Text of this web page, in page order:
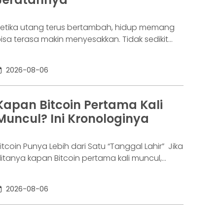
utang terus bertambah, hidup memang
terasa makin menyesakkan. Tidak sedikit
kondisi yang kita kenal sebagai
bayar. Ini bukan masalah segelintir orang.
laporan OJK dari dataindonesia.id,
kredit macet di industri fintech tercatat
ke 4,38% per Januari
2026-08-06
Bitcoin Pertama Kali
Ini Kronologinya
Punya Lebih dari Satu “Tanggal Lahir” Jika
kapan Bitcoin pertama kali muncul,
lain mengatakan 2009. Keduanya tidak
salah. Bitcoin pertama kali
2026-08-06